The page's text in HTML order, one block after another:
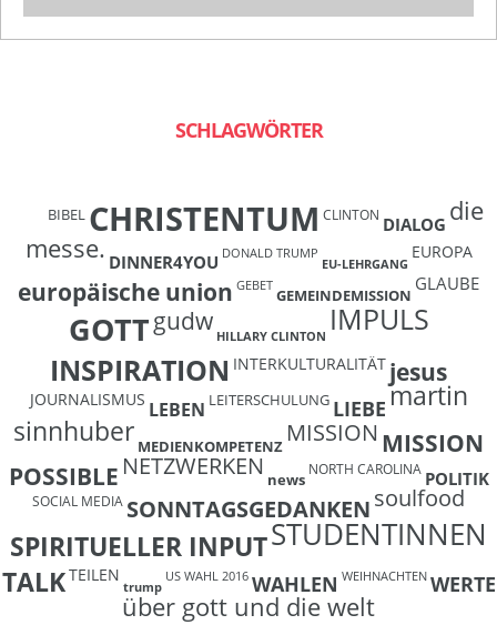
SCHLAGWÖRTER
BIBEL CHRISTENTUM CLINTON DIALOG die
messe. DINNER4YOU DONALD TRUMP
EU-LEHRGANG
EUROPA
europäische union GEBET GEMEINDEMISSION
GLAUBE
GOTTgudw HILLARY CLINTON IMPULS
INSPIRATION INTERKULTURALITÄT jesus
JOURNALISMUS LEBEN LEITERSCHULUNG LIEBEmartin
sinnhuber MEDIENKOMPETENZ MISSION MISSION
POSSIBLE NETZWERKEN news
NORTH CAROLINA POLITIK
SOCIAL MEDIA SONNTAGSGEDANKENsoulfood
SPIRITUELLER INPUTSTUDENTINNEN
TALKTEILEN
trump
US WAHL 2016 WAHLEN WEIHNACHTEN WERTE
über gott und die welt